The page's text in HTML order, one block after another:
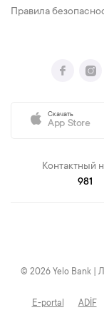
Правила
Скачать
App Store
Контактный
981
© 2026 Yelo Bank |
E-portal
ADİF